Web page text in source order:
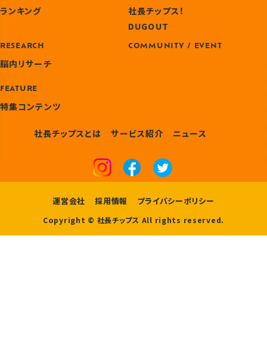
ランキング
社長チップス！
DUGOUT
RESEARCH
脳内リサーチ
FEATURE
特集コンテンツ
COMMUNITY / EVENT
社長チップスとは サービス紹介 ニュース
運営会社 採用情報 プライバシーポリシー
Copyright © 社長チップス All rights reserved.